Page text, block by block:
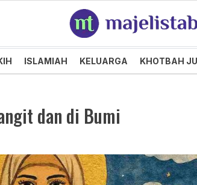
dan Menggembirakan
ISLAMIAH KELUARGA KHOTBAH
dan di Bumi